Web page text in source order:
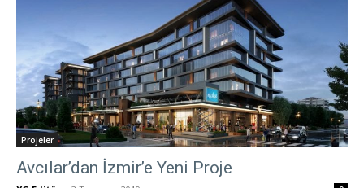
Projeler
Avcılar’dan İzmir’e Yeni Proje